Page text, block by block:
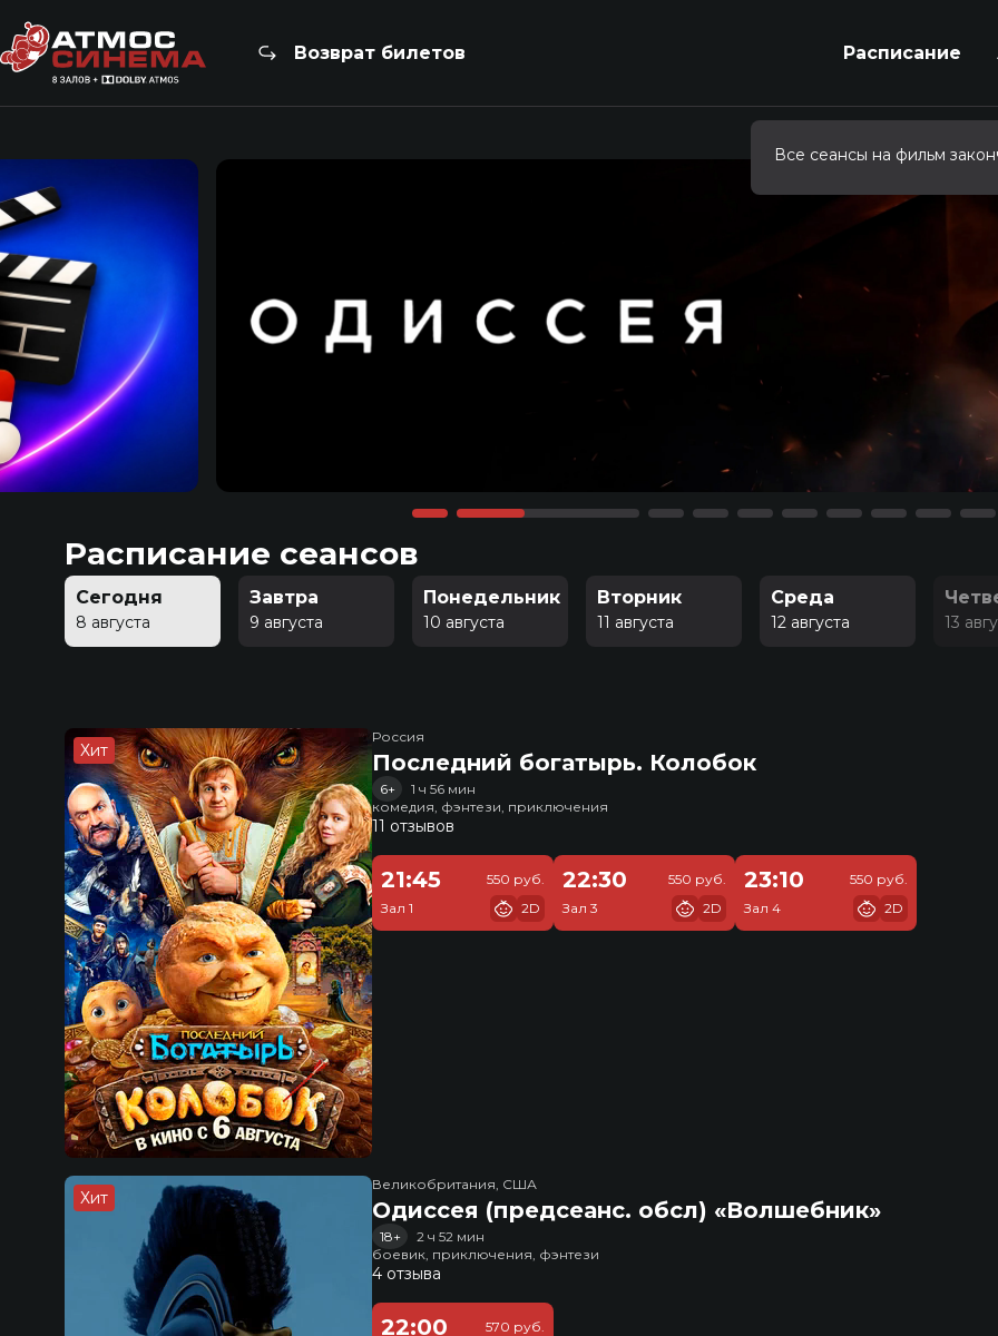
Возврат билетов Расписание
Расписание сеансов
Сегодня
8 августа
Завтра
9 августа
Понедельник
10 августа
Вторник
11 августа
Среда
12 августа 13
Хит
Россия
Последний богатырь. Колобок
6+
1 ч 56 мин
комедия, фэнтези, приключения
11 отзывов
21:45
Зал 1
550 руб.
2D
22:30
Зал 3
550 руб.
2D
23:10
Зал 4
550 руб.
2D
Хит
Великобритания, США
Одиссея (предсеанс. обсл) «Волшебник»
18+
2 ч 52 мин
боевик, приключения, фэнтези
4 отзыва
22:00
570 руб.
Все сеансы на фильм